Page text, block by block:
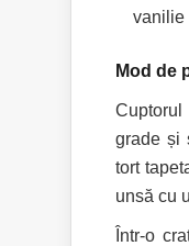
vanilie
Mod de
grade și
tort
unsă cu
Într-o